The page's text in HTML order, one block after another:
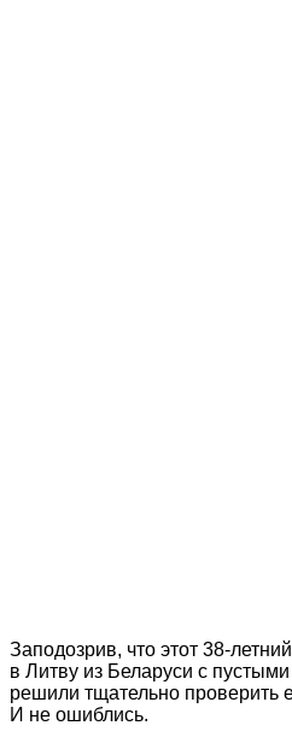
Заподозрив, что этот 38-
в Литву из Беларуси с
решили тщательно проверить
И не ошиблись.